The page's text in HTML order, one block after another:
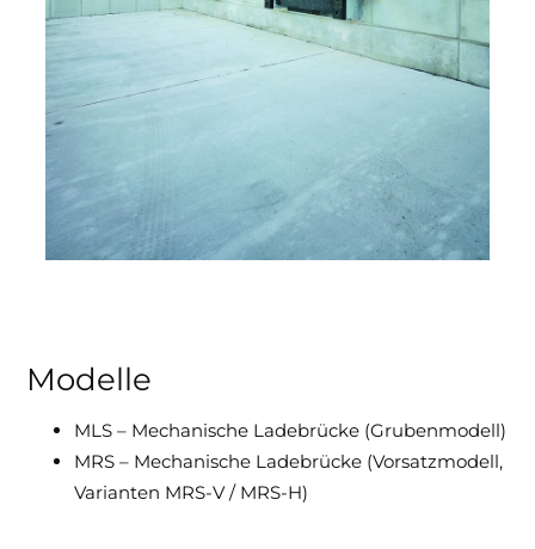
Modelle
MLS – Mechanische Ladebrücke (Grubenmodell)
MRS – Mechanische Ladebrücke (Vorsatzmodell,
Varianten MRS-V / MRS-H)